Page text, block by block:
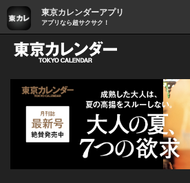
東京カレンダーアプリ
アプリなら超サクサク！
グルメ情報・